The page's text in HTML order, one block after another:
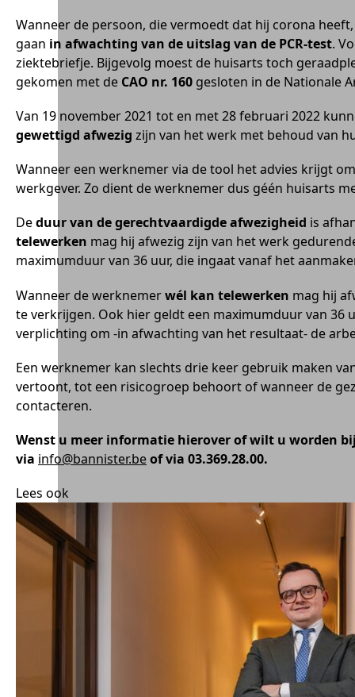
Wanneer de persoon, die vermoedt dat hij corona
gaan in afwachting van de uitslag van de PCR-test.
ziektebriefje. Bijgevolg moest de huisarts toch
gekomen met de CAO nr. 160 gesloten in de Nationale
Van 19 november 2021 tot en met 28 februari 2022
gewettigd afwezig zijn van het werk met behoud van
Wanneer een werknemer via de tool het advies krijgt
werkgever. Zo dient de werknemer dus géén huisarts
Deduur van de gerechtvaardigde afwezigheid is
telewerken mag hij afwezig zijn van het werk
maximumduur van 36 uur, die ingaat vanaf het
Wanneer de werknemerwél kan telewerken mag hij
te verkrijgen. Ook hier geldt een maximumduur van 36
verplichting om -in afwachting van het resultaat- de
Een werknemer kan slechts drie keer gebruik maken
vertoont, tot een risicogroep behoort of wanneer de
contacteren.
Wenst u meer informatie hierover of wilt u worden
via info@bannister.beof via 03.369.28.00.
Lees ook